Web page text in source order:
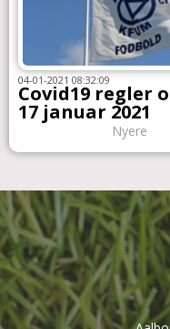
04-01-2021 08:32:09
Covid19 regler
17 januar 2021
Nyere